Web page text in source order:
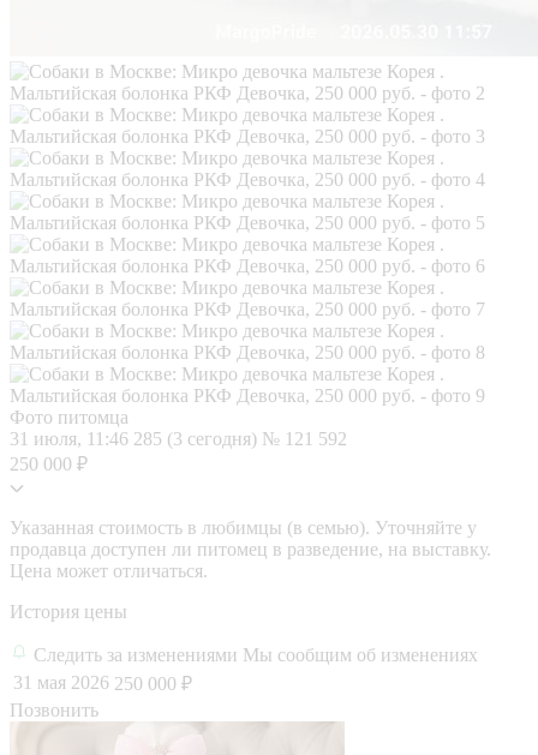
Фото питомца
31 июля, 11:46 285 (3 сегодня) № 121 592
250 000 ₽
Указанная стоимость в любимцы (в семью). Уточняйте у
продавца доступен ли питомец в разведение, на выставку.
Цена может отличаться.
История цены
Следить за изменениями Мы сообщим об изменениях
31 мая 2026 250 000 ₽
Позвонить